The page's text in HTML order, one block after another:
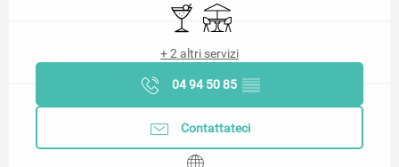
Bar / Bar di ristoro
Terrazza
+ 2 altri servizi
04 94 50 85 ▒▒
Contattateci